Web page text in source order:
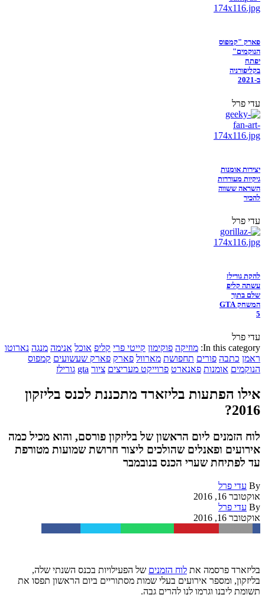
פארק "קמפוס
הנוקמים"
יפתח
בקליפורניה
ב-2021
עדי פרל
יצירות אומנות
גיקיות מעוררות
השראה ששווה
להכיר
עדי פרל
להקת גורילז
עשתה קליפ
שלם בתוך
המשחק GTA
5
עדי פרל
In this category: מוזיקה פוקימון קייטי פרי קליפ אוכל אנימה מנגה נארוטו
ראמן כתבה פורים תחפושת מארוול פארק פארק שעשועים קמפוס
הנוקמים אומנות פאנארט פרוייקט מעריצים ציור gta גורילז
אילו הפתעות בליזארד מתכננת לכנס בליזקון
2016?
לוח הזמנים ליום הראשון של בליזקון פורסם, והוא מכיל כמה
אירועים ופאנלים שהולכים ליצור חרושת שמועות מטורפת
עד לפתיחת שערי הכנס בנובמבר
By עדי פרל
אוקטובר 16, 2016
By עדי פרל
אוקטובר 16, 2016
בליזארד פרסמה את לוח הזמנים של הפעילויות בכנס השנתי שלה,
בליזקון, ומספר אירועים בעלי שמות מסתוריים ביום הראשון תפסו את
תשומת ליבנו וגרמו לנו להרים גבה.